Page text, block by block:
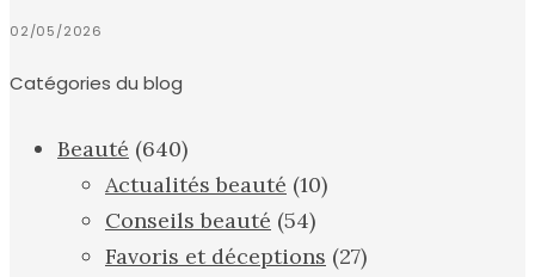
02/05/2026
Catégories du blog
Beauté (640)
Actualités beauté (10)
Conseils beauté (54)
Favoris et déceptions (27)